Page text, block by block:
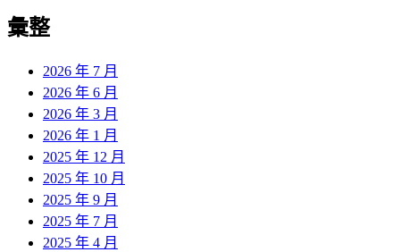
彙整
2026 年 7 月
2026 年 6 月
2026 年 3 月
2026 年 1 月
2025 年 12 月
2025 年 10 月
2025 年 9 月
2025 年 7 月
2025 年 4 月